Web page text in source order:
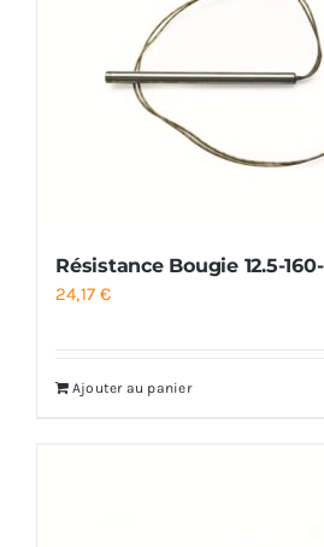
Résistance Bougie 12.5-
24,17€
Ajouter au panier